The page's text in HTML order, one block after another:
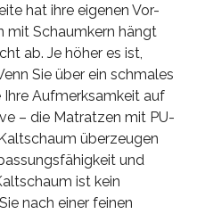
hat ihre eigenen Vor-
mit Schaumkern hängt
ab. Je höher es ist,
Sie über ein schmales
Aufmerksamkeit auf
– die Matratzen mit PU-
überzeugen
und
ist kein
nach einer feinen